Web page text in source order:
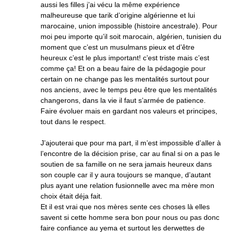
aussi les filles j’ai vécu la même expérience
malheureuse que tarik d’origine algérienne et lui
marocaine, union impossible (histoire ancestrale). Pour
moi peu importe qu’il soit marocain, algérien, tunisien du
moment que c’est un musulmans pieux et d’être
heureux c’est le plus important! c’est triste mais c’est
comme ça! Et on a beau faire de la pédagogie pour
certain on ne change pas les mentalités surtout pour
nos anciens, avec le temps peu être que les mentalités
changerons, dans la vie il faut s’armée de patience.
Faire évoluer mais en gardant nos valeurs et principes,
tout dans le respect.
J’ajouterai que pour ma part, il m’est impossible d’aller à
l’encontre de la décision prise, car au final si on a pas le
soutien de sa famille on ne sera jamais heureux dans
son couple car il y aura toujours se manque, d’autant
plus ayant une relation fusionnelle avec ma mère mon
choix était déja fait.
Et il est vrai que nos mères sente ces choses là elles
savent si cette homme sera bon pour nous ou pas donc
faire confiance au yema et surtout les derwettes de